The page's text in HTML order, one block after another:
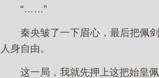
“……”
秦央皱了一下眉心，最后把佩
人身自由。
这一局，我就先押上这把始皇